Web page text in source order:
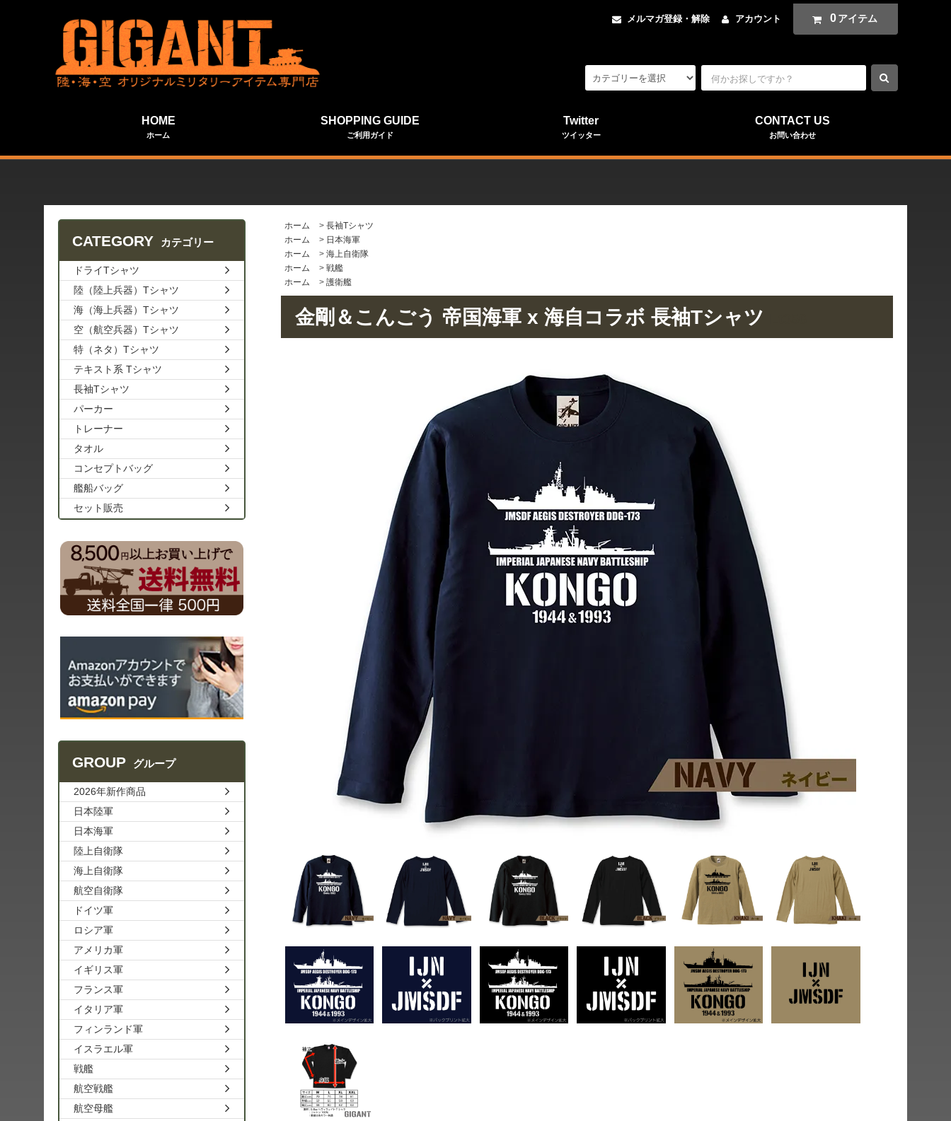
メルマガ登録・解除 アカウント 0 アイテム
HOME
ホーム
SHOPPING GUIDE
ご利用ガイド
Twitter
ツイッター
CONTACT US
お問い合わせ
ホーム > 長袖Tシャツ
ホーム
> 日本海軍
ホーム
> 海上自衛隊
ホーム
> 戦艦
ホーム
> 護衛艦
金剛＆こんごう 帝国海軍 x 海自コラボ 長袖Tシャツ
CATEGORY カテゴリー
ドライTシャツ
陸（陸上兵器）Tシャツ
海（海上兵器）Tシャツ
空（航空兵器）Tシャツ
特（ネタ）Tシャツ
テキスト系 Tシャツ
長袖Tシャツ
パーカー
トレーナー
タオル
コンセプトバッグ
艦船バッグ
セット販売
GROUP グループ
2026年新作商品
日本陸軍
日本海軍
陸上自衛隊
海上自衛隊
航空自衛隊
ドイツ軍
ロシア軍
アメリカ軍
イギリス軍
フランス軍
イタリア軍
フィンランド軍
イスラエル軍
戦艦
航空戦艦
航空母艦